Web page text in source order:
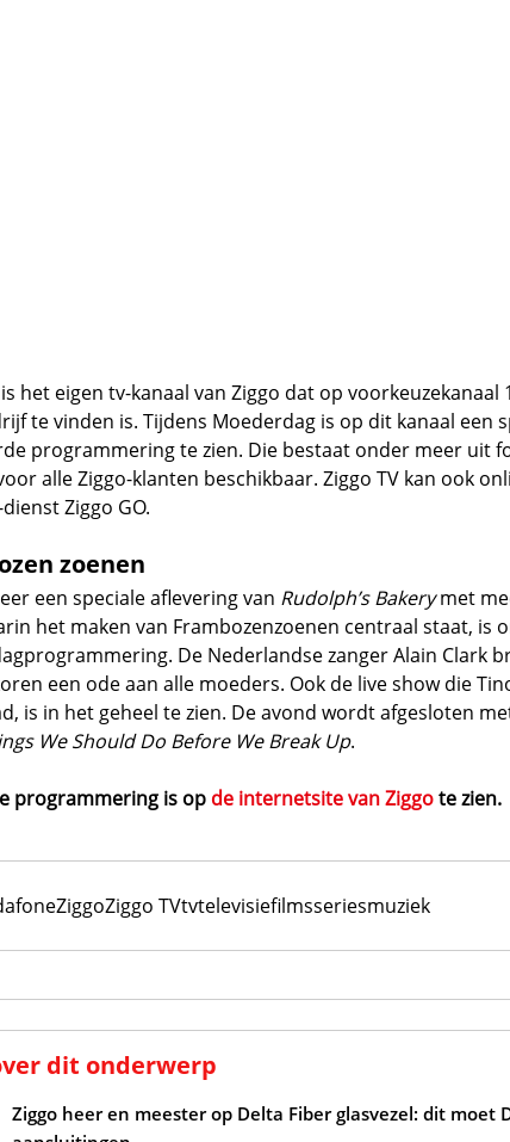
het eigen tv-kanaal van Ziggo dat op
te vinden is. Tijdens Moederdag is op dit kanaal een
programmering te zien. Die bestaat onder meer uit
alle Ziggo-klanten beschikbaar. Ziggo TV kan ook
Ziggo GO.
zoenen
een speciale aflevering van Rudolph’s Bakerymet
het maken van Frambozenzoenen centraal staat, is
De Nederlandse zanger Alain Clark
een ode aan alle moeders. Ook de live show die
is in het geheel te zien. De avond wordt afgesloten
We Should Do Before We Break Up.
programmering is opde internetsite van Ziggote zien.
Ziggo TVtvtelevisiefilmsseriesmuziek
dit onderwerp
Ziggo heer en meester op Delta Fiber glasvezel: dit moet